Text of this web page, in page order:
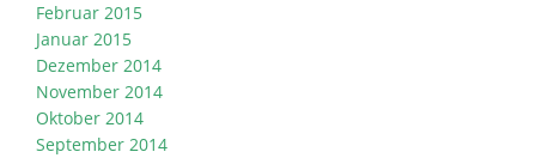
Februar 2015
Januar 2015
Dezember 2014
November 2014
Oktober 2014
September 2014